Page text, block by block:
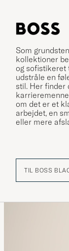
Som
kollektioner
og
udstråle en
stil. Her finder
om det er et
arbejdet, en
eller mere
TIL BOSS